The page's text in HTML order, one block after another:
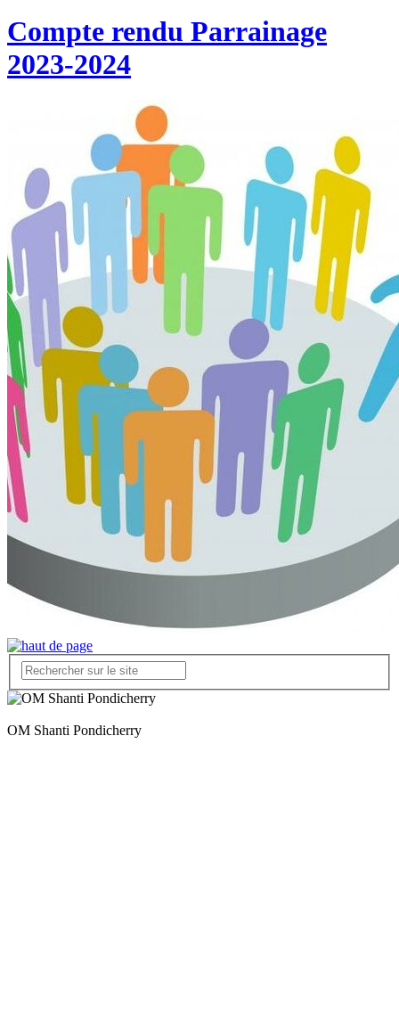
Compte rendu Parrainage
2023-2024
OM Shanti Pondicherry